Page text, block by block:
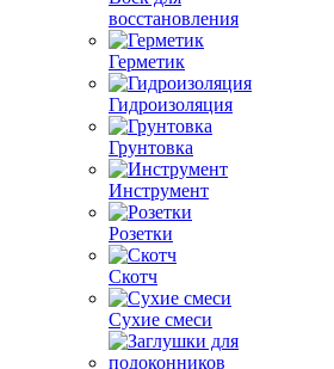
восстановления
Герметик
Гидроизоляция
Грунтовка
Инструмент
Розетки
Скотч
Сухие смеси